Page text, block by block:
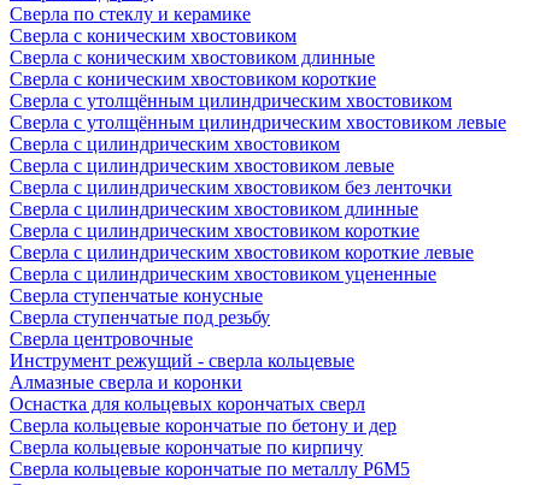
Сверла по стеклу и керамике
Сверла с коническим хвостовиком
Сверла с коническим хвостовиком длинные
Сверла с коническим хвостовиком короткие
Сверла с утолщённым цилиндрическим хвостовиком
Сверла с утолщённым цилиндрическим хвостовиком левые
Сверла с цилиндрическим хвостовиком
Сверла с цилиндрическим хвостовиком левые
Сверла с цилиндрическим хвостовиком без ленточки
Сверла с цилиндрическим хвостовиком длинные
Сверла с цилиндрическим хвостовиком короткие
Сверла с цилиндрическим хвостовиком короткие левые
Сверла с цилиндрическим хвостовиком уцененные
Сверла ступенчатые конусные
Сверла ступенчатые под резьбу
Сверла центровочные
Инструмент режущий - сверла кольцевые
Алмазные сверла и коронки
Оснастка для кольцевых корончатых сверл
Сверла кольцевые корончатые по бетону и дер
Сверла кольцевые корончатые по кирпичу
Сверла кольцевые корончатые по металлу Р6М5